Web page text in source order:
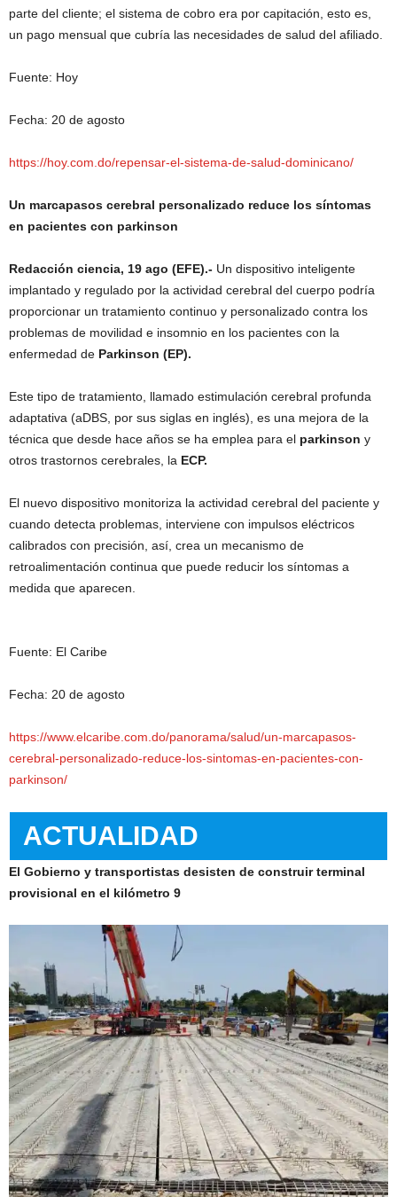
parte del cliente; el sistema de cobro era por capitación, esto es,
un pago mensual que cubría las necesidades de salud del afiliado.
Fuente: Hoy
Fecha: 20 de agosto
https://hoy.com.do/repensar-el-sistema-de-salud-dominicano/
Un marcapasos cerebral personalizado reduce los síntomas
en pacientes con parkinson
Redacción ciencia, 19 ago (EFE).- Un dispositivo inteligente
implantado y regulado por la actividad cerebral del cuerpo podría
proporcionar un tratamiento continuo y personalizado contra los
problemas de movilidad e insomnio en los pacientes con la
enfermedad de Parkinson (EP).
Este tipo de tratamiento, llamado estimulación cerebral profunda
adaptativa (aDBS, por sus siglas en inglés), es una mejora de la
técnica que desde hace años se ha emplea para el parkinson y
otros trastornos cerebrales, la ECP.
El nuevo dispositivo monitoriza la actividad cerebral del paciente y
cuando detecta problemas, interviene con impulsos eléctricos
calibrados con precisión, así, crea un mecanismo de
retroalimentación continua que puede reducir los síntomas a
medida que aparecen.
Fuente: El Caribe
Fecha: 20 de agosto
https://www.elcaribe.com.do/panorama/salud/un-marcapasos-
cerebral-personalizado-reduce-los-sintomas-en-pacientes-con-
parkinson/
ACTUALIDAD
El Gobierno y transportistas desisten de construir terminal
provisional en el kilómetro 9